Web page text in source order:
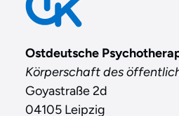
Ostdeutsche
Körperschaft des
Goyastraße 2d
04105 Leipzig